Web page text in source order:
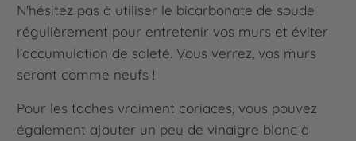
N'hésitez pas à utiliser le bicarbonate de soude
régulièrement pour entretenir vos murs et éviter
l'accumulation de saleté. Vous verrez, vos murs
seront comme neufs !
Pour les taches vraiment coriaces, vous pouvez
également ajouter un peu de vinaigre blanc à